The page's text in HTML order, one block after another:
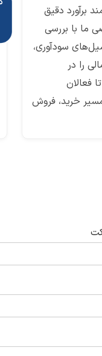
برآورد دقیق
ما با بررسی
سودآوری،
را در
فعالان
خرید، فروش